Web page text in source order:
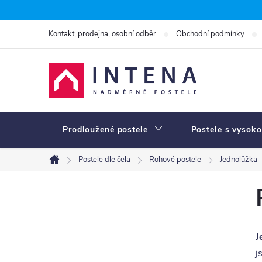
na
Kontakt, prodejna, osobní odběr Obchodní podmínky
Prodloužené postele Postele s
Domů
Postele dle čela Rohové postele Jednolůžka